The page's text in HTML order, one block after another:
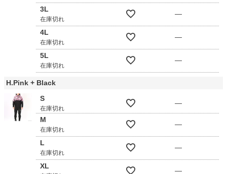
3L
在庫切れ
—
4L
在庫切れ
—
5L
在庫切れ
—
H.Pink + Black
S
在庫切れ
—
M
在庫切れ
—
L
在庫切れ
—
XL
—